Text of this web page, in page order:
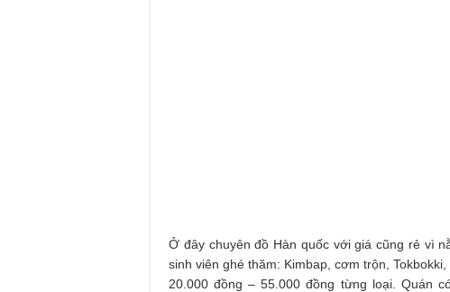
Ở đây chuyên đồ Hàn quốc với giá cũng rẻ vì
sinh viên ghé thăm: Kimbap, cơm trộn,
20.000 đồng – 55.000 đồng từng loại. Quán